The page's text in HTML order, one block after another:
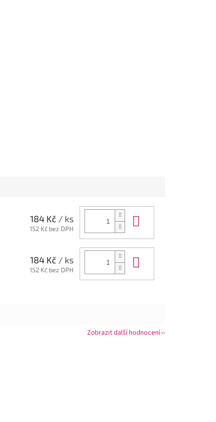
184 Kč / ks
152 Kč bez DPH
184 Kč / ks
152 Kč bez DPH
Zobrazit další hodnocení